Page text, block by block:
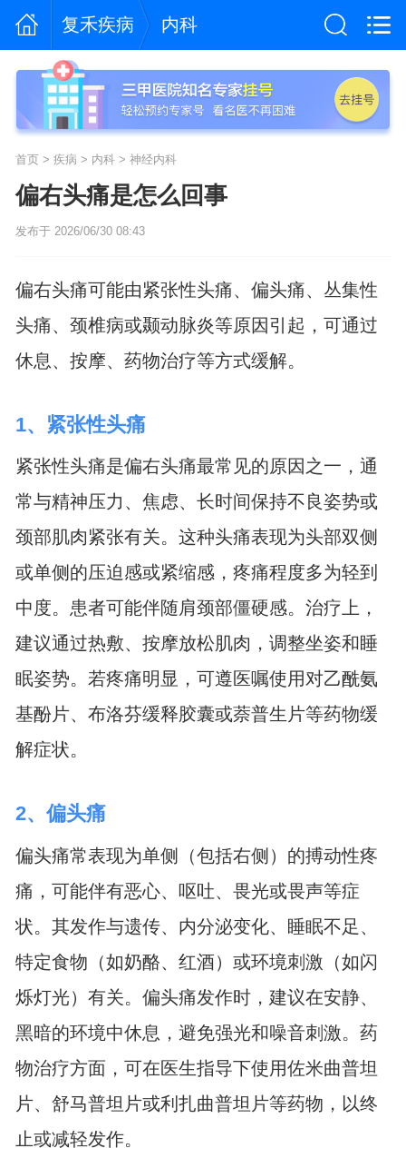
复禾疾病 内科
首页> 疾病 > 内科> 神经内科
偏右头痛是怎么回事
发布于 2026/06/30 08:43
偏右头痛可能由紧张性头痛、偏头痛、丛集性
头痛、颈椎病或颞动脉炎等原因引起，可通过
休息、按摩、药物治疗等方式缓解。
1、紧张性头痛
紧张性头痛是偏右头痛最常见的原因之一，通
常与精神压力、焦虑、长时间保持不良姿势或
颈部肌肉紧张有关。这种头痛表现为头部双侧
或单侧的压迫感或紧缩感，疼痛程度多为轻到
中度。患者可能伴随肩颈部僵硬感。治疗上，
建议通过热敷、按摩放松肌肉，调整坐姿和睡
眠姿势。若疼痛明显，可遵医嘱使用对乙酰氨
基酚片、布洛芬缓释胶囊或萘普生片等药物缓
解症状。
2、偏头痛
偏头痛常表现为单侧（包括右侧）的搏动性疼
痛，可能伴有恶心、呕吐、畏光或畏声等症
状。其发作与遗传、内分泌变化、睡眠不足、
特定食物（如奶酪、红酒）或环境刺激（如闪
烁灯光）有关。偏头痛发作时，建议在安静、
黑暗的环境中休息，避免强光和噪音刺激。药
物治疗方面，可在医生指导下使用佐米曲普坦
片、舒马普坦片或利扎曲普坦片等药物，以终
止或减轻发作。